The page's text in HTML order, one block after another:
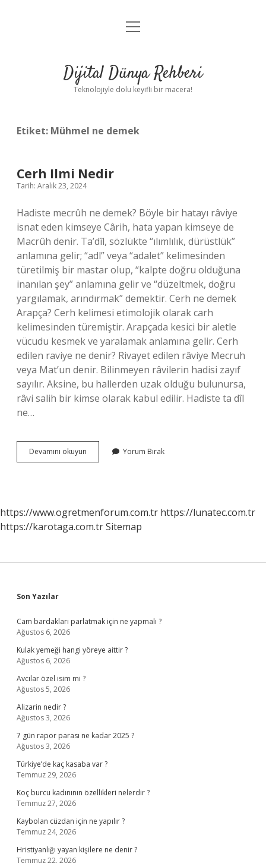
Anasayfa
Yasal Uyarı
menüyü
Dijital Dünya Rehberi
Teknolojiyle dolu keyifli bir macera!
Etiket: Mühmel ne demek
Cerh Ilmi Nedir
Tarih: Aralık 23, 2024
Hadiste mecrûh ne demek? Böyle bir hatayı râviye
isnat eden kimseye Cârih, hata yapan kimseye de
Macrûh denir. Ta’dîl, sözlükte “ılımlılık, dürüstlük”
anlamına gelir; “adl” veya “adalet” kelimesinden
türetilmiş bir mastar olup, “kalpte doğru olduğuna
inanılan şey” anlamına gelir ve “düzeltmek, doğru
yargılamak, arındırmak” demektir. Cerh ne demek
Arapça? Cerh kelimesi etimolojik olarak carh
kelimesinden türemiştir. Arapçada kesici bir aletle
vücudu kesmek ve yaralamak anlamına gelir. Cerh
edilen raviye ne denir? Rivayet edilen râviye Mecruh
veya Mat’un denir. Bilinmeyen râvilerin hadisi zayıf
sayılır. Aksine, bu hallerden uzak olduğu bulunursa,
râvi salih bir kimse olarak kabul edilir. Hadiste ta dîl
ne…
Devamını okuyun
Ilmi
Yorum Bırak
https://www.ogretmenforum.com.tr https://lunatec.com.tr
https://karotaga.com.trSitemap
Sidebar
Son Yazılar
Cam bardakları parlatmak için ne yapmalı ?
Ağustos 6, 2026
Kulak yemeği hangi yöreye aittir ?
Ağustos 6, 2026
Avcılar özel isim mi ?
Ağustos 5, 2026
Alizarin nedir ?
Ağustos 3, 2026
7 gün rapor parası ne kadar 2025 ?
Ağustos 3, 2026
Türkiye’de kaç kasaba var ?
Temmuz 29, 2026
Koç burcu kadınının özellikleri nelerdir ?
Temmuz 27, 2026
Kaybolan cüzdan için ne yapılır ?
Temmuz 24, 2026
Hristiyanlığı yayan kişilere ne denir ?
Temmuz 22, 2026